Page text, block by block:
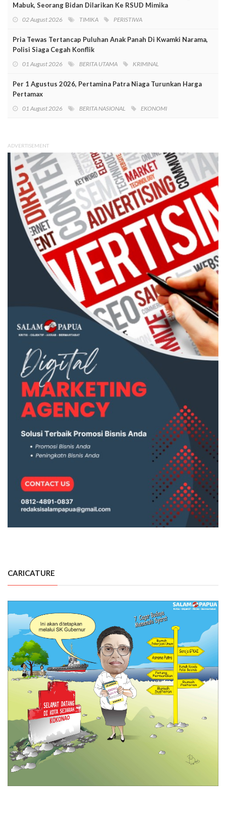
Mabuk, Seorang Bidan Dilarikan Ke RSUD Mimika
02 August 2026 TIMIKA PERISTIWA
Pria Tewas Tertancap Puluhan Anak Panah Di Kwamki Narama,
Polisi Siaga Cegah Konflik
01 August 2026 BERITA UTAMA KRIMINAL
Per 1 Agustus 2026, Pertamina Patra Niaga Turunkan Harga
Pertamax
01 August 2026 BERITA NASIONAL EKONOMI
ADVERTISEMENT
CARICATURE